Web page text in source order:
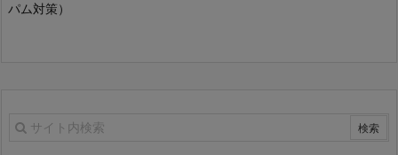
パム対策）